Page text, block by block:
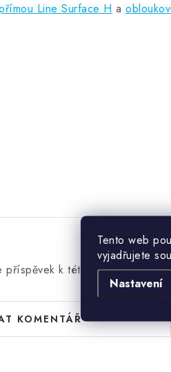
Tento web
vyjadřujete
Nastavení
Line Surface H a
příspěvek k této položce.
KOMENTÁŘ